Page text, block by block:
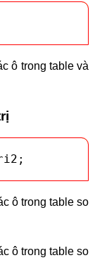
ô trong table và
ô trong table so
ô trong table so